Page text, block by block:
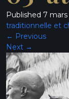
Published 7 mars
traditionnelle et
← Previous
Next →